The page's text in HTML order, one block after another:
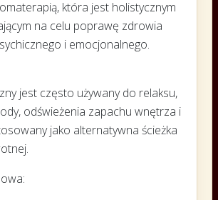
która jest holistycznym
na celu poprawę zdrowia
i emocjonalnego.
jest często używany do relaksu,
odświeżenia zapachu wnętrza i
jako alternatywna ścieżka